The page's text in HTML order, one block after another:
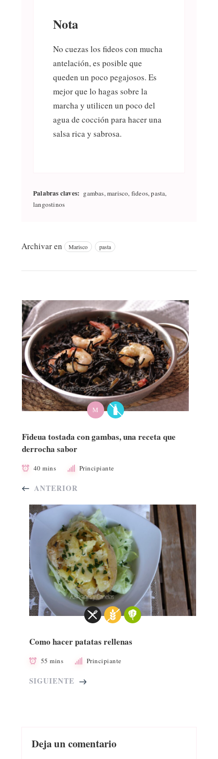
Nota
No cuezas los fideos con mucha
antelación, es posible que
queden un poco pegajosos. Es
mejor que lo hagas sobre la
marcha y utilicen un poco del
agua de cocción para hacer una
salsa rica y sabrosa.
Palabras claves: gambas, marisco, fideos, pasta,
langostinos
Archivar en Marisco pasta
M
Fideua tostada con gambas, una receta que
derrocha sabor
40 mins Principiante
ANTERIOR
Como hacer patatas rellenas
55 mins Principiante
SIGUIENTE
Deja un comentario